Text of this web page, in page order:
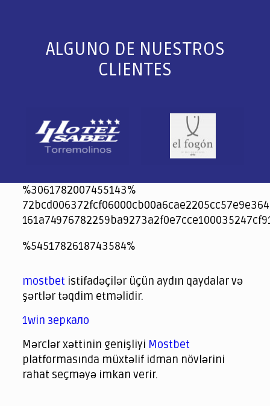
ALGUNO DE NUESTROS
CLIENTES
%3061782007455143%
jeetcity
1xbet
jeet city casino
%5451782618743584%
spintiger
Avabet
Spinrise
Crown Green
Crowngreen casino login
슈가 러쉬1000 슬롯
crazy time casino online
1xcasinozambia.com
codingworldnews.com
parimatch.kr
winorio
winorio casino
winorio
mostbet istifadəçilər üçün aydın qaydalar və
şərtlər təqdim etməlidir.
1win зеркало
Mərclər xəttinin genişliyi Mostbet
platformasında müxtəlif idman növlərini
rahat seçməyə imkan verir.